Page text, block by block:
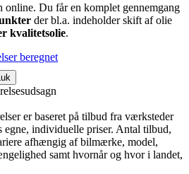
online. Du får en komplet gennemgang
der bl.a. indeholder skift af olie
kvalitetsolie.
beregnet
Luk
er baseret på tilbud fra værksteder
egne, individuelle priser. Antal tilbud,
afhængig af bilmærke, model,
samt hvornår og hvor i landet,